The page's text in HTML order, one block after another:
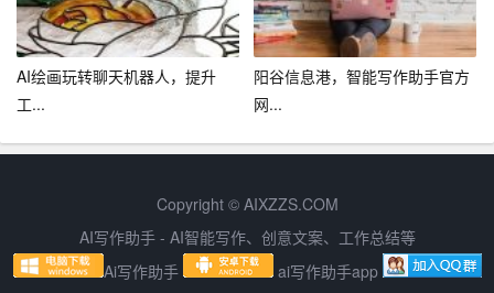
AI绘画玩转聊天机器人，提升
工...
阳谷信息港，智能写作助手官方
网...
Copyright © AIXZZS.COM
AI写作助手 - AI智能写作、创意文案、工作总结等
Ai写作助手
ai写作助手app